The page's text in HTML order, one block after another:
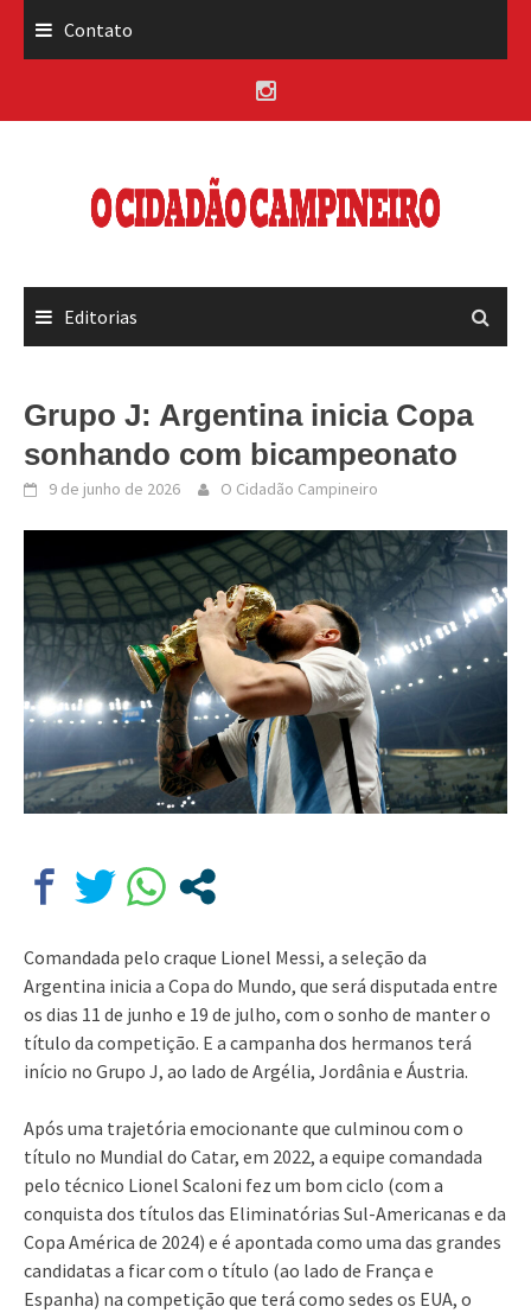
Contato
Editorias
Grupo J: Argentina inicia Copa
sonhando com bicampeonato
9 de junho de 2026 O Cidadão Campineiro
Comandada pelo craque Lionel Messi, a seleção da
Argentina inicia a Copa do Mundo, que será disputada entre
os dias 11 de junho e 19 de julho, com o sonho de manter o
título da competição. E a campanha dos hermanos terá
início no Grupo J, ao lado de Argélia, Jordânia e Áustria.
Após uma trajetória emocionante que culminou com o
título no Mundial do Catar, em 2022, a equipe comandada
pelo técnico Lionel Scaloni fez um bom ciclo (com a
conquista dos títulos das Eliminatórias Sul-Americanas e da
Copa América de 2024) e é apontada como uma das grandes
candidatas a ficar com o título (ao lado de França e
Espanha) na competição que terá como sedes os EUA, o